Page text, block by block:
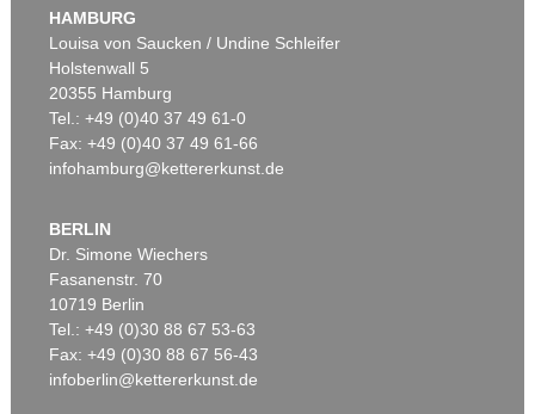
HAMBURG
Louisa von Saucken / Undine Schleifer
Holstenwall 5
20355 Hamburg
Tel.: +49 (0)40 37 49 61-0
Fax: +49 (0)40 37 49 61-66
infohamburg@kettererkunst.de
BERLIN
Dr. Simone Wiechers
Fasanenstr. 70
10719 Berlin
Tel.: +49 (0)30 88 67 53-63
Fax: +49 (0)30 88 67 56-43
infoberlin@kettererkunst.de